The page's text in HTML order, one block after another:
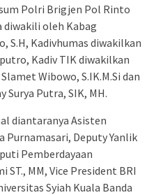
Polri Brigjen Pol Rinto
diwakili oleh Kabag
S.H, Kadivhumas diwakilkan
Kadiv TIK diwakilkan
Wibowo, S.IK.M.Si dan
Surya Putra, SIK, MH.
diantaranya Asisten
Purnamasari, Deputy Yanlik
Pemberdayaan
MM, Vice President BRI
Syiah Kuala Banda